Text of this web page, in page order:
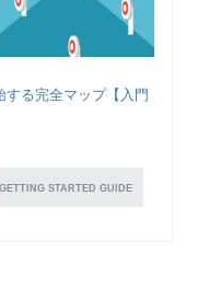
る完全マップ【入門
GETTING STARTED GUIDE